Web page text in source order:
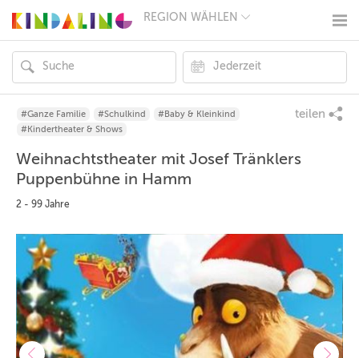
REGION WÄHLEN
MÜNCHEN
HAMBURG
FRANKFURT
KÖLN
DÜSSELDORF
HANNOVER
ZÜRICH
REGIONEN
#Ganze Familie #Schulkind
#Baby & Kleinkind
#Kindertheater & Shows
teilen
Weihnachtstheater mit Josef Tränklers
Puppenbühne in Hamm
2 - 99 Jahre